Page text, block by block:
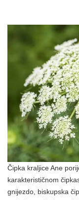
Čipka kraljice Ane
karakterističnom
gnijezdo, biskupska